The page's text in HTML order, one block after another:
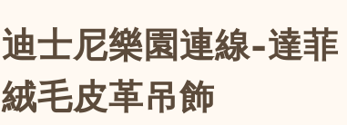
迪士尼樂園連線-達菲
絨毛皮革吊飾